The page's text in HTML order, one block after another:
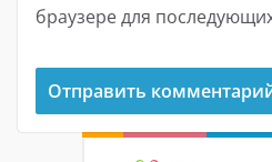
браузере для